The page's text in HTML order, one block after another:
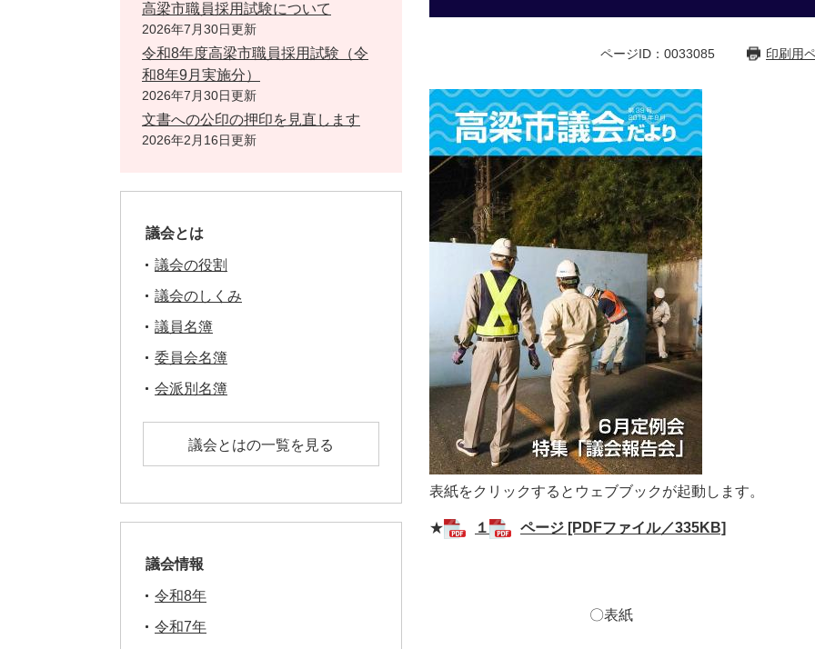
ページID：0033085 印刷用
表紙をクリックするとウェブブックが起動します。
★ １ ページ [PDFファイル／335KB]
〇表紙
高梁市職員採用試験について
2026年7月30日更新
令和8年度高梁市職員採用試験（令
和8年9月実施分）
2026年7月30日更新
文書への公印の押印を見直します
2026年2月16日更新
議会とは
議会の役割
議会のしくみ
議員名簿
委員会名簿
会派別名簿
議会とはの一覧を見る
議会情報
令和8年
令和7年